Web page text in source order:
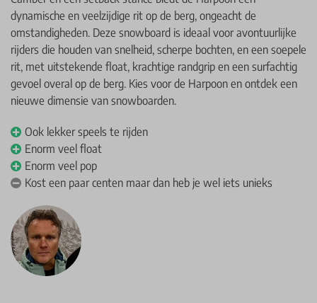
dynamische en veelzijdige rit op de berg, ongeacht de
omstandigheden. Deze snowboard is ideaal voor avontuurlijke
rijders die houden van snelheid, scherpe bochten, en een soepele
rit, met uitstekende float, krachtige randgrip en een surfachtig
gevoel overal op de berg. Kies voor de Harpoon en ontdek een
nieuwe dimensie van snowboarden.
Ook lekker speels te rijden
Enorm veel float
Enorm veel pop
Kost een paar centen maar dan heb je wel iets unieks